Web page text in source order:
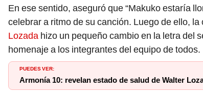
En ese sentido, aseguró que “Makuko estaría
celebrar a ritmo de su canción. Luego de ello,
Lozada hizo un pequeño cambio en la letra del
homenaje a los integrantes del equipo de todos.
PUEDES VER:
Armonía 10: revelan estado de salud de Walter